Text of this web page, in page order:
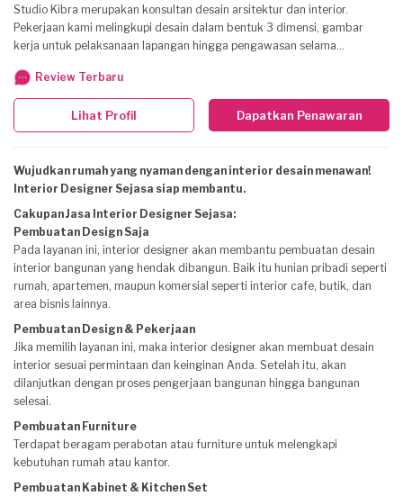
Studio Kibra merupakan konsultan desain arsitektur dan interior.
Pekerjaan kami melingkupi desain dalam bentuk 3 dimensi, gambar
kerja untuk pelaksanaan lapangan hingga pengawasan selama
List ******** 1. Jasa Desain Arsitektur * Luas 30 - 100 m² IDR 350,000 /
m² Design 3D Skp Gambar Kerja Pengawasan di Lapangan *Luas ≥ 150
m² IDR 250,000 / m² Design 3D Skp Gambar Kerja Pengawasan di
Lapangan 2. Jasa Desain Interior IDR 350,000 / m² Design 3D Skp
500,000 / ha Gambar 2D Autocad Perhitungan Efisiensi Lahan 4.
Design Tampak IDR 200,000 / m² Design 3D Skp Gambar Kerja
Review Terbaru
Dapatkan Penawaran
Lihat Profil
Wujudkan rumah yang nyaman dengan interior desain menawan!
Interior Designer Sejasa siap membantu.
Cakupan Jasa Interior Designer Sejasa:
Pembuatan Design Saja
Pada layanan ini, interior designer akan membantu pembuatan desain
interior bangunan yang hendak dibangun. Baik itu hunian pribadi seperti
rumah, apartemen, maupun komersial seperti interior cafe, butik, dan
area bisnis lainnya.
Pembuatan Design & Pekerjaan
Jika memilih layanan ini, maka interior designer akan membuat desain
interior sesuai permintaan dan keinginan Anda. Setelah itu, akan
dilanjutkan dengan proses pengerjaan bangunan hingga bangunan
selesai.
Pembuatan Furniture
Terdapat beragam perabotan atau furniture untuk melengkapi
kebutuhan rumah atau kantor.
Pembuatan Kabinet & Kitchen Set